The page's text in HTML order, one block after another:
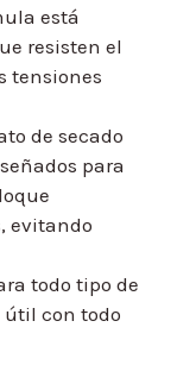
está
resisten el
tensiones
de secado
para
evitando
todo tipo de
útil con todo